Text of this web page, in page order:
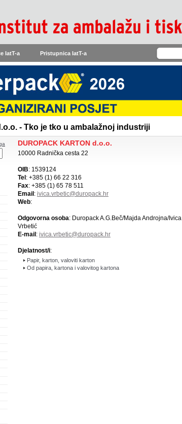
IatT-a Pristupnica IatT-a
- Tko je tko u ambalažnoj industriji
DUROPACK KARTON d.o.o.
10000 Radnička cesta 22
OIB: 1539124
Tel : +385 (1) 66 22 316
Fax: +385 (1) 65 78 511
Email : ivica.vrbetic@duropack.hr
Web:
Odgovorna osoba: Duropack A.G.Beč/Majda Androjna/Ivica
Vrbetić
E-mail : ivica.vrbetic@duropack.hr
Djelatnost/i:
Papir, karton, valoviti karton
Od papira, kartona i valovitog kartona